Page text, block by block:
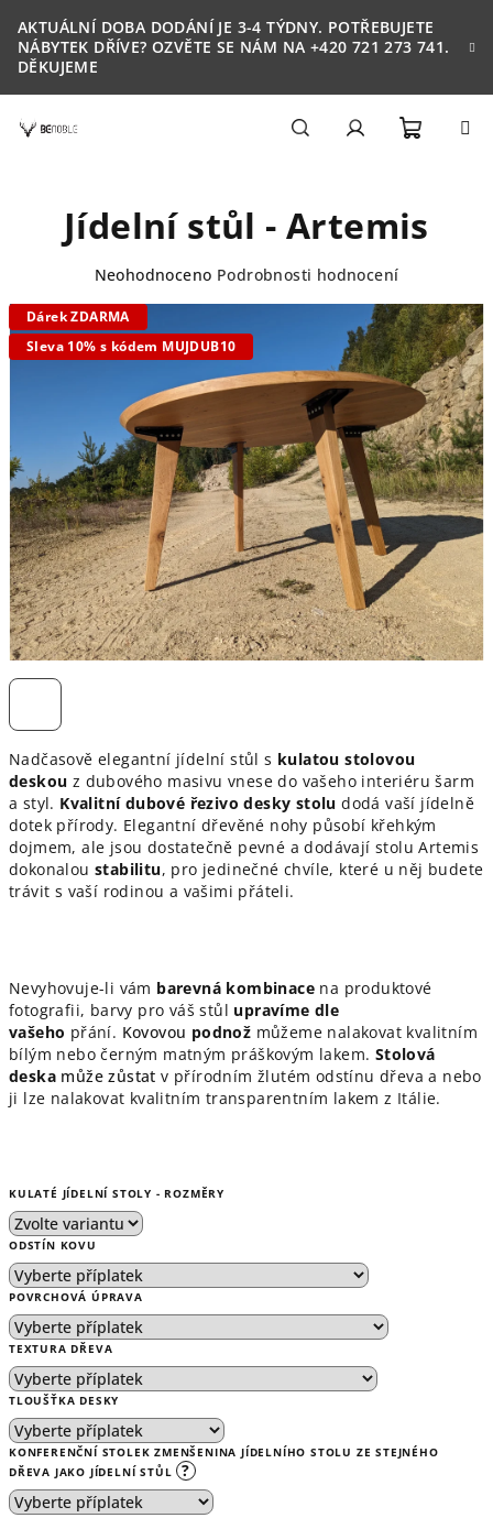
na
obsah
AKTUÁLNÍ DOBA DODÁNÍ JE 3-4 TÝDNY. POTŘEBUJETE
NÁBYTEK DŘÍVE? OZVĚTE SE NÁM NA +420 721 273 741.
DĚKUJEME
košík
Nadčasově elegantní jídelní stůl s kulatou stolovou
deskou z dubového masivu vnese do vašeho interiéru šarm
a styl. Kvalitní dubové řezivo desky stolu dodá vaší jídelně
dotek přírody. Elegantní dřevěné nohy působí křehkým
dojmem, ale jsou dostatečně pevné a dodávají stolu Artemis
dokonaloustabilitu, pro jedinečné chvíle, které u něj budete
trávit s vaší rodinou a vašimi přáteli.
Nevyhovuje-li vám barevná kombinace na produktové
fotografii, barvy pro váš stůl upravíme dle
vašeho přání. Kovovou podnož můžeme nalakovat kvalitním
bílým nebo černým matným práškovým lakem. Stolová
deska může zůstat v přírodním žlutém odstínu dřeva a nebo
ji lze nalakovat kvalitním transparentním lakem z Itálie.
KULATÉ JÍDELNÍ STOLY - ROZMĚRY
ODSTÍN KOVU
POVRCHOVÁ ÚPRAVA
TEXTURA DŘEVA
TLOUŠŤKA DESKY
KONFERENČNÍ STOLEK ZMENŠENINA JÍDELNÍHO STOLU ZE STEJNÉHO
DŘEVA JAKO JÍDELNÍ STŮL ?
Jídelní stůl - Artemis
Průměrné
produktu
je
0,0
hvězdiček.
Neohodnoceno Podrobnosti hodnocení
Dárek ZDARMA
Sleva 10% s kódem MUJDUB10